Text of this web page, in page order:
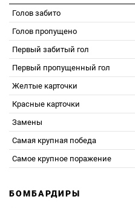
Голов забито
Голов пропущено
Первый забитый гол
Первый пропущенный гол
Желтые карточки
Красные карточки
Замены
Самая крупная победа
Самое крупное поражение
БОМБАРДИРЫ